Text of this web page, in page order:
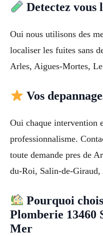
Detectez vous
Oui nous utilisons des
localiser les fuites sans
Arles, Aigues-Mortes,
Vos
Oui chaque intervention
professionnalisme.
toute demande pres de
du-Roi, Salin-de-Giraud,
Pourquoi
Plomberie 13460
Mer